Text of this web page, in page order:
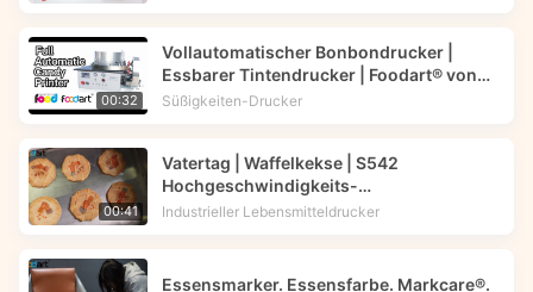
00:32
Vollautomatischer Bonbondrucker |
Essbarer Tintendrucker | Foodart® von
Foodprinttech
Süßigkeiten-Drucker
00:41
Vatertag | Waffelkekse | S542
Hochgeschwindigkeits-
Lebensmitteldrucker | Foodprinttech
Industrieller Lebensmitteldrucker
Essensmarker. Essensfarbe. Markcare®.